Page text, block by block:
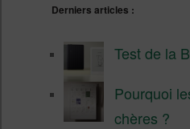
Derniers articles :
Test de la
Pourquoi
chères ?